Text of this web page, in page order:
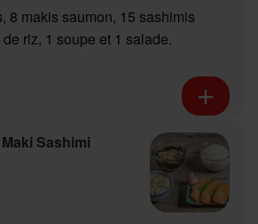
8 makis saumon, 15 sashimis
riz, 1 soupe et 1 salade.
Sashimi